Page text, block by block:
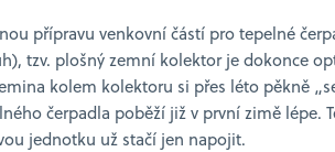
přípravu venkovní částí pro tepelné
tzv. plošný zemní kolektor je dokonce
kolem kolektoru si přes léto pěkně
čerpadla poběží již v první zimě lépe.
jednotku už stačí jen napojit.